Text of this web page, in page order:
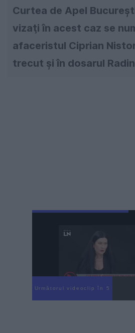
Curtea de Apel
vizaţi în acest caz se
afaceristul Ciprian
trecut şi în dosarul
Următorul videoclip în 3